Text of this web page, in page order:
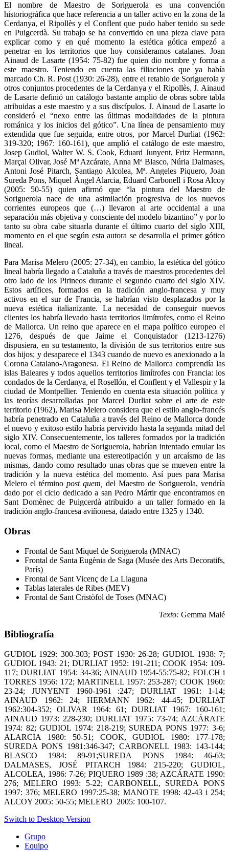
El nombre de Maestro de Soriguerola es una convención
historiográfica que hace referencia a un taller activo en la zona de la
Cerdanya, el Ripollès y el Conflent que pudo haber tenido su sede
en Puigcerdà. Su trabajo se ha convertido en una pieza clave para
explicar como y en qué momento la estética gótica empezó a
penetrar en los territorios que hoy consideramos catalanes. Joan
Ainaud de Lasarte (1954: 75-82) fue quien dio nombre y forma a
este maestro. Teniendo en cuenta las filiaciones que ya había
marcado Ch. R. Post (1930: 26-28), entre el retablo de Soriguerola y
otros conjuntos procedentes de la Cerdanya y el Ripollès, J. Ainaud
de Lasarte definió un catálogo bastante amplio de obras sobre tabla
atribuidas a este maestro y a sus discípulos. J. Ainaud de Lasarte lo
consideró el “nexo entre las últimas modalidades de la pintura
románica y los inicios del gótico”. Una línea de pensamiento muy
extendida que fue seguida, entre otros, por Marcel Durliat (1962:
319-320; 1967: 160-161), que amplió el catálogo de este maestro,
Josep Gudiol, Walter W. S. Cook, Eduard Junyent, Fritz Hermann,
Marçal Olivar, José Mª Azcárate, Anna Mª Blasco, Núria Dalmases,
Antoni José Pitarch, Santiago Alcolea, Mª. Angeles Piquero, Joan
Sureda Pons, Miquel Àngel Alarcia, Eduard Carbonell i Rosa Alcoy
(2005: 50-55) quien afirmó que “la pintura del Maestro de
Soriguerola nace de una asimilación progresiva de los nuevos
corrientes europeos que (…) llevaron al arte occidental a una
separación más objetiva y consciente del modelo bizantino” y por lo
tanto su obra cabe situarla durante el último cuarto del siglo XIII,
momento en el que según esta autora se desarrolla el primer gótico
lineal.
Para Marisa Melero (2005: 27-34), en cambio, la estética del gótico
lineal habría llegado a Cataluña a través de maestros procedentes del
otro lado de los Pirineos durante el segundo cuarto del siglo XIV.
Estos artífices, formados en la tradición anglo-francesa y muy
activos en el sur de Francia, se habrían visto desplazados por la
nueva estética italianizante. La necesidad de conseguir nuevos
clientes los habría llevado hasta territorios limítrofes, como el Reino
de Mallorca. Un reino que aparece en el mapa político europeo el
1276, después de que Jaime el Conquistador (1213-1276)
dispusiera, en su testamento, la división de sus territorios entre sus
dos hijos; y desaparece el 1343 cuando de nuevo es anexionado a la
Corona Catalano-Aragonesa. El Reino de Mallorca comprendía las
islas Baleares y todos aquellos territorios limítrofes con Francia: los
condados de la Cerdanya, el Rosellón, el Conflent y el Vallespir y la
ciudad de Montpellier. Teniendo en cuenta esta situación política y
las teorías desarrolladas por Marcel Durliat sobre el arte de este
territorio (1962), Marisa Melero considera que el estilo anglo-francés
habría penetrado en Cataluña a través del Reino de Mallorca donde
el nuevo y exitoso estilo habría pervivido hasta la segunda mitad del
siglo XIV. Consecuentemente, los talleres formados por la tradición
local, como el Maestro de Soriguerola, habrían intentado emular las
nuevas formas, mediante una estereotipación y un arcaísmo de las
mismas, dando como resultado unas obras que se mueven entre la
tradición y la nueva estética del momento. Así pues para Marisa
Melero el término post quem, del Maestro de Soriguerola, vendría
dado por el ciclo dedicado a san Pedro Mártir que encontramos en
Sant Domènec de Puigcerdà atribuido a un taller formado en la
tradición anglo-francesa aviñonesa, datado entre 1325 y 1340.
Obras
Frontal de Sant Miquel de Soriguerola (MNAC)
Frontal de Santa Eugènia de Saga (Musée des Arts Decoratifs,
París)
Frontal de Sant Vicenç de La Llaguna
Tablas laterales de Ribes (MEV)
Frontal de Sant Cristòfol de Toses (MNAC)
Texto: Gemma Malé
Bibliografía
GUDIOL 1929: 300-303; POST 1930: 26-28; GUDIOL 1938: 7;
GUDIOL 1943: 21; DURLIAT 1952: 191-211; COOK 1954: 109-
117; DURLIAT 1954: 34-36; AINAUD 1954-55:75-82; FOLCH i
TORRES 1956: 172; MARTINELL 1957: 253-287; COOK 1960:
23-24; JUNYENT 1960-1961 :247; DURLIAT 1961: 1-14;
AINAUD 1962: 24; HERMANN 1962: 44-45; DURLIAT
1962:304-352; OLIVAR 1964: 61; DURLIAT 1967: 160-161;
AINAUD 1973: 228-230; DURLIAT 1975: 73-74; AZCÁRATE
1974: 82; GUDIOL 1974: 218-219; SUREDA PONS 1977: 3-6;
ALARCIA 1980: 50-51; COOK, GUDIOL 1980: 177-178;
SUREDA PONS 1981:346-347; CARBONELL 1983: 143-144;
BLASCO 1984: 89-91;SUREDA PONS 1984: 46-63;
DALMASES, JOSÉ PITARCH 1984: 215-220; GUDIOL,
ALCOLEA, 1986: 7-26; PIQUERO 1989 :38; AZCÁRATE 1990:
276; MELERO 1993: 5-22; CARBONELL, SUREDA PONS
1997: 376; MELERO 1997:25-38; MANOTE 1998: 42-43 i 254;
ALCOY 2005: 50-55; MELERO 2005: 100-107.
Switch to Desktop Version
Grupo
Equipo